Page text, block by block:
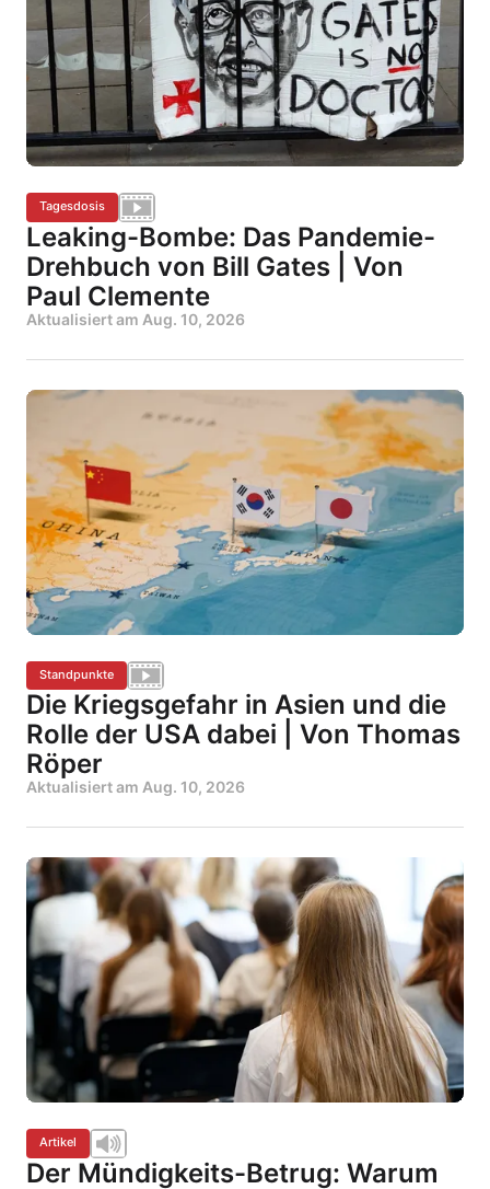
Tagesdosis
Leaking-Bombe: Das Pandemie-
Drehbuch von Bill Gates | Von
Paul Clemente
Aktualisiert am Aug. 10, 2026
Standpunkte
Die Kriegsgefahr in Asien und die
Rolle der USA dabei | Von Thomas
Röper
Aktualisiert am Aug. 10, 2026
Artikel
Der Mündigkeits-Betrug: Warum